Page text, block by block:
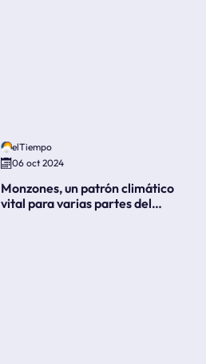
elTiempo
06 oct 2024
Monzones, un patrón climático
vital para varias partes del